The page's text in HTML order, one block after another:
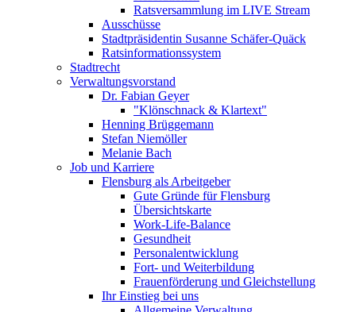
Ratsversammlung im LIVE Stream
Ausschüsse
Stadtpräsidentin Susanne Schäfer-Quäck
Ratsinformationssystem
Stadtrecht
Verwaltungsvorstand
Dr. Fabian Geyer
"Klönschnack & Klartext"
Henning Brüggemann
Stefan Niemöller
Melanie Bach
Job und Karriere
Flensburg als Arbeitgeber
Gute Gründe für Flensburg
Übersichtskarte
Work-Life-Balance
Gesundheit
Personalentwicklung
Fort- und Weiterbildung
Frauenförderung und Gleichstellung
Ihr Einstieg bei uns